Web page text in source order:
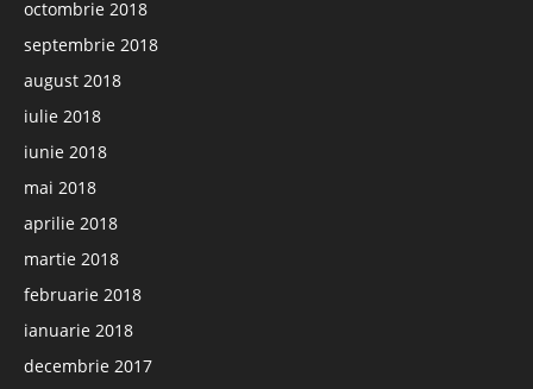
octombrie 2018
septembrie 2018
august 2018
iulie 2018
iunie 2018
mai 2018
aprilie 2018
martie 2018
februarie 2018
ianuarie 2018
decembrie 2017